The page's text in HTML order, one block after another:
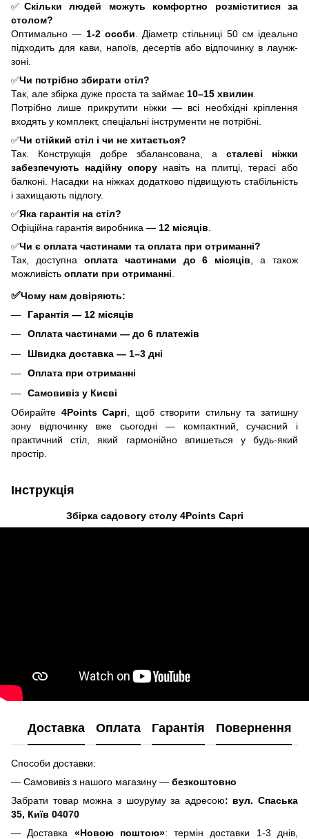
✅ Скільки людей можуть комфортно розміститися за
столом?
Оптимально — 1-2 особи . Діаметр стільниці 50 см ідеально
підходить для кави, напоїв, десертів або відпочинку в лаунж-
зоні.
✅Чи потрібно збирати стіл?
Так, але збірка дуже проста та займає 10–15 хвилин
Потрібно лише прикрутити ніжки — всі необхідні кріплення
входять у комплект, спеціальні інструменти не потрібні.
✅Чи стійкий стіл і чи не хитається?
Так. Конструкція добре збалансована, а сталеві ніжки
забезпечують надійну опору навіть на плитці, терасі або
балконі. Насадки на ніжках додатково підвищують стабільність
і захищають підлогу.
✅Яка гарантія на стіл?
Офіційна гарантія виробника — 12 місяців
✅Чи є оплата частинами та оплата при отриманні?
Так, доступна оплата частинами до 6 місяців , а також
можливість оплати при отриманні
✅Чому нам довіряють:
Гарантія — 12 місяців
Оплата частинами — до 6 платежів
Швидка доставка — 1–3 дні
Оплата при отриманні
Самовивіз у Києві
Обирайте 4Points Capri , щоб створити стильну та затишну
зону відпочинку вже сьогодні — компактний, сучасний і
практичний стіл, який гармонійно впишеться у будь-який
простір.
Інструкція
Збірка садовогу столу 4Points Capri
Доставка Оплата Гарантія Повернення
Способи доставки:
— Самовивіз з нашого магазину — безкоштовно
Забрати товар можна з шоуруму за адресою: вул. Спаська
35, Київ 04070
— Доставка «Новою поштою»: термін доставки 1-3 днів,